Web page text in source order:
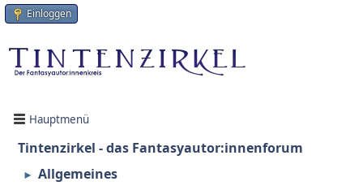
Einloggen
Hauptmenü
Tintenzirkel - das Fantasyautor:innenforum
► Allgemeines